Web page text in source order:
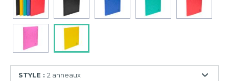
STYLE : 2 anneaux